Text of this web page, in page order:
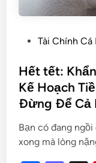
Tài Chính Cá
Hết tết:
Kế Hoạch
Đừng Để Cả
Bạn có đang
xong mà lòng